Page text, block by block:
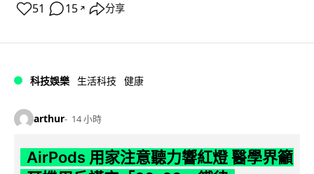
51 15 ↗ 分享
科技娛樂 生活科技 健康
arthur 14 小時
AirPods 用家注意聽力響紅燈 醫學界籲